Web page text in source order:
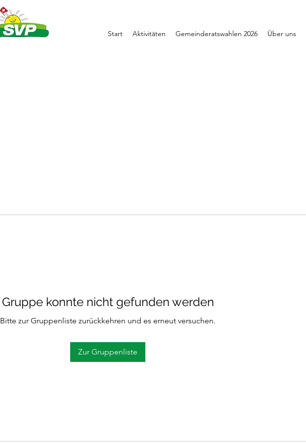
Start Aktivitäten Gemeinderatswahlen 2026 Über uns
Gruppe konnte nicht gefunden werden
Bitte zur Gruppenliste zurückkehren und es erneut versuchen.
Zur Gruppenliste